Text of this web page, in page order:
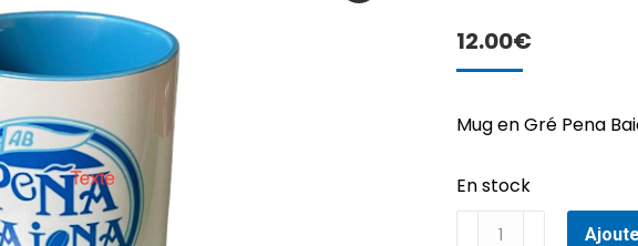
12.00€
Mug en Gré Pena
En stock
quantité